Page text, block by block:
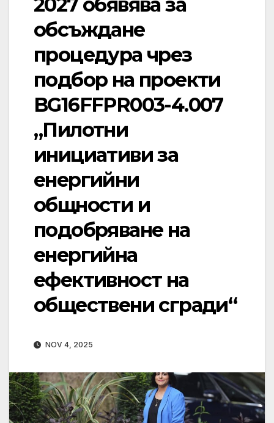
2027 обявява за
обсъждане
процедура чрез
подбор на проекти
BG16FFPR003-4.007
„Пилотни
инициативи за
енергийни
общности и
подобряване на
енергийна
ефективност на
обществени сгради“
NOV 4, 2025